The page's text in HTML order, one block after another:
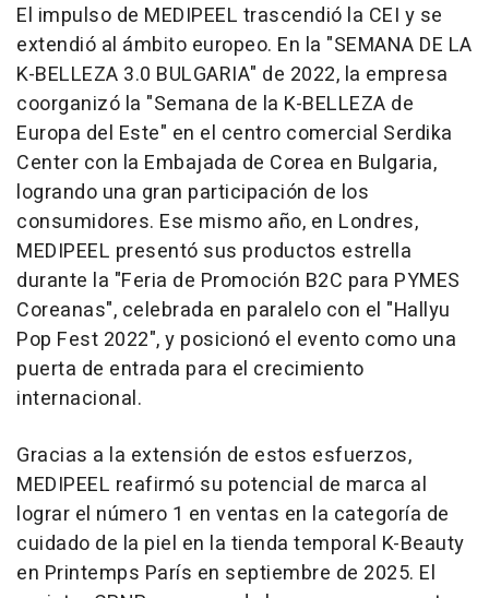
El impulso de MEDIPEEL trascendió la CEI y se
extendió al ámbito europeo. En la "SEMANA DE LA
K-BELLEZA 3.0 BULGARIA" de 2022, la empresa
coorganizó la "Semana de la K-BELLEZA de
Europa del Este" en el centro comercial Serdika
Center con la Embajada de Corea en Bulgaria,
logrando una gran participación de los
consumidores. Ese mismo año, en Londres,
MEDIPEEL presentó sus productos estrella
durante la "Feria de Promoción B2C para PYMES
Coreanas", celebrada en paralelo con el "Hallyu
Pop Fest 2022", y posicionó el evento como una
puerta de entrada para el crecimiento
internacional.
Gracias a la extensión de estos esfuerzos,
MEDIPEEL reafirmó su potencial de marca al
lograr el número 1 en ventas en la categoría de
cuidado de la piel en la tienda temporal K-Beauty
en Printemps París en septiembre de 2025. El